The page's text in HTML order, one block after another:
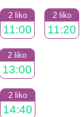
2 liko
11:00
2 liko
11:20
2 liko
13:00
2 liko
14:40